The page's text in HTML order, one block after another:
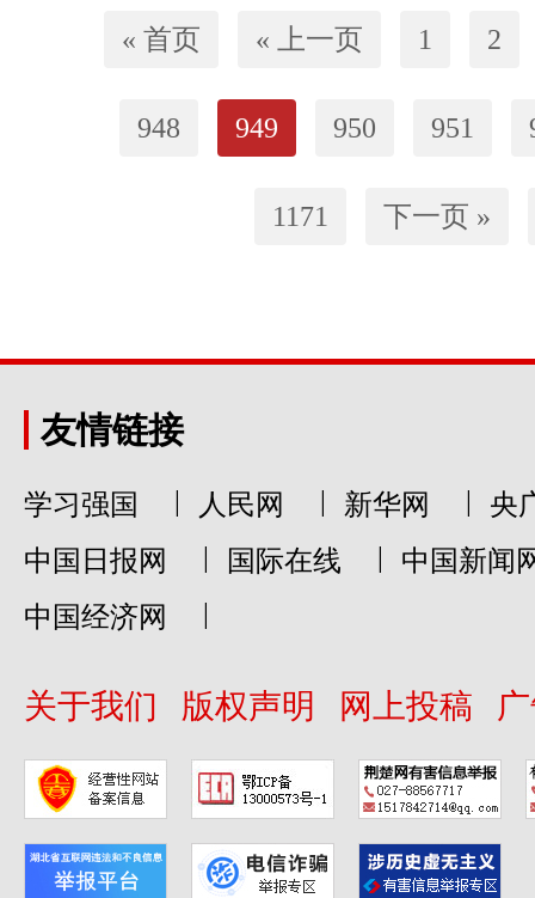
« 首页 « 上一页 1 2
948 949 950 951
1171 下一页 »
友情链接
学习强国 | 人民网 | 新华网 |
央
中国日报网
| 国际在线 |
中国新闻
中国经济网
|
关于我们 版权声明 网上投稿